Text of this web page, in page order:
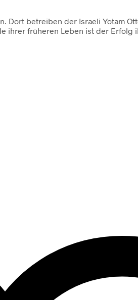
betreiben der Israeli Yotam
früheren Leben ist der Erfolg